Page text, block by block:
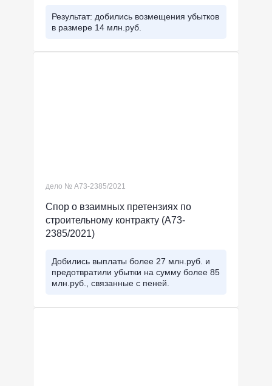
Результат: добились возмещения убытков
в размере 14 млн.руб.
дело № А73-2385/2021
Спор о взаимных претензиях по
строительному контракту (А73-
2385/2021)
Добились выплаты более 27 млн.руб. и
предотвратили убытки на сумму более 85
млн.руб., связанные с пеней.